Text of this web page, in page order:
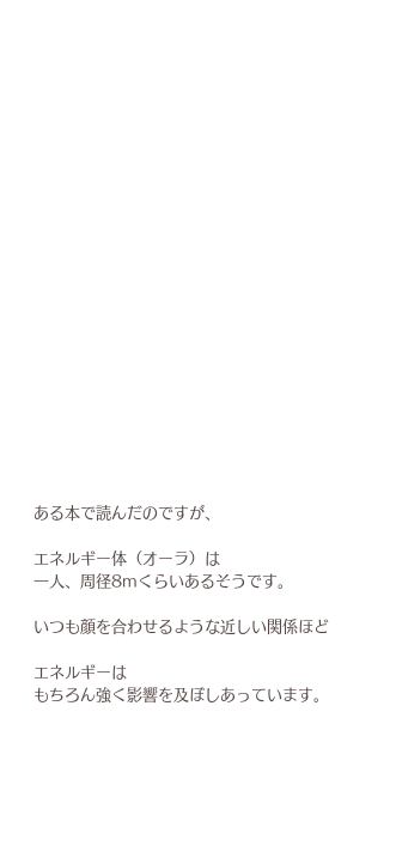
ある本で読んだのですが、
エネルギー体（オーラ）は
一人、周径8mくらいあるそうです。
いつも顔を合わせるような近しい関係ほど
エネルギーは
もちろん強く影響を及ぼしあっています。